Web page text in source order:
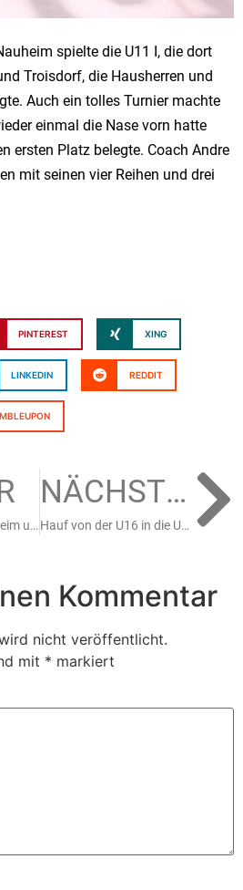
spielte die U11 I, die dort
Troisdorf, die Hausherren und
Auch ein tolles Turnier machte
einmal die Nase vorn hatte
ersten Platz belegte. Coach Andre
mit seinen vier Reihen und drei
PINTEREST XING
LINKEDIN REDDIT
U20 trifft auf Mannheim und die DEG, die U15 spielt gegen Iserlohn
NÄCHSTER
Hauf von der U16 in die U17 „hochgebucht“ – Vier Nationen Turnier in Füssen
Kommentar
nicht veröffentlicht.
mit * markiert